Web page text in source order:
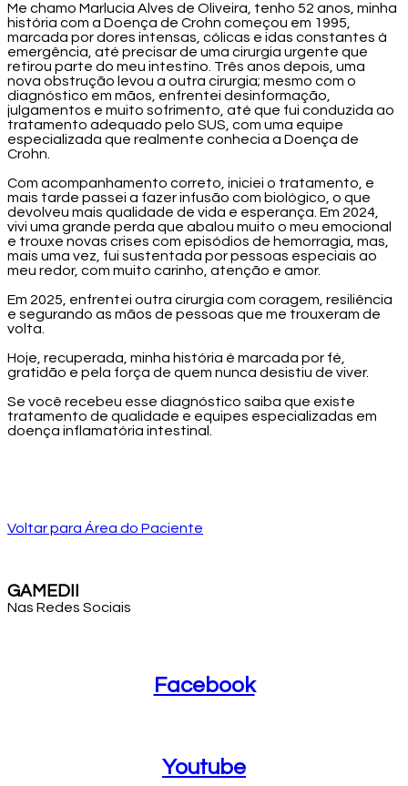
Me chamo Marlucia Alves de Oliveira, tenho 52 anos, minha
história com a Doença de Crohn começou em 1995,
marcada por dores intensas, cólicas e idas constantes à
emergência, até precisar de uma cirurgia urgente que
retirou parte do meu intestino. Três anos depois, uma
nova obstrução levou a outra cirurgia; mesmo com o
diagnóstico em mãos, enfrentei desinformação,
julgamentos e muito sofrimento, até que fui conduzida ao
tratamento adequado pelo SUS, com uma equipe
especializada que realmente conhecia a Doença de
Crohn.
Com acompanhamento correto, iniciei o tratamento, e
mais tarde passei a fazer infusão com biológico, o que
devolveu mais qualidade de vida e esperança. Em 2024,
vivi uma grande perda que abalou muito o meu emocional
e trouxe novas crises com episódios de hemorragia, mas,
mais uma vez, fui sustentada por pessoas especiais ao
meu redor, com muito carinho, atenção e amor.
Em 2025, enfrentei outra cirurgia com coragem, resiliência
e segurando as mãos de pessoas que me trouxeram de
volta.
Hoje, recuperada, minha história é marcada por fé,
gratidão e pela força de quem nunca desistiu de viver.
Se você recebeu esse diagnóstico saiba que existe
tratamento de qualidade e equipes especializadas em
doença inflamatória intestinal.
Voltar para Área do Paciente
GAMEDII
Nas Redes Sociais
Facebook
Youtube